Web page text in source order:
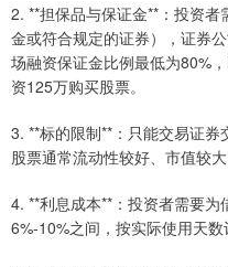
2. **担保品与保证金**：投资
金或符合规定的证券），证券
场融资保证金比例最低为80%
资125万购买股票。
3. **标的限制**：只能交易证
股票通常流动性较好、市值较大
4. **利息成本**：投资者需要
6%-10%之间，按实际使用天数